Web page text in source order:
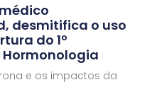
desmitifica o uso
do 1º
Hormonologia
e os impactos da